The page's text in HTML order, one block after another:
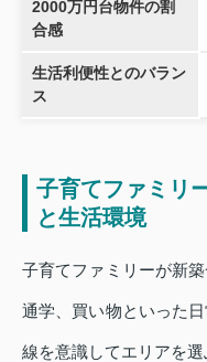
2000万円台物件の割
合感
生活利便性とのバラン
ス
子育てファミリ
と生活環境
子育てファミリーが新
通学、買い物といった
線を意識してエリアを選